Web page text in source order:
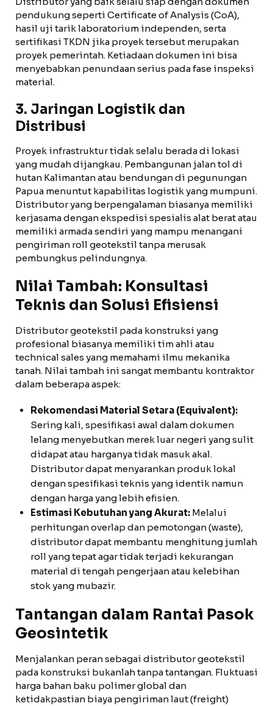
pendukung seperti Certificate of Analysis (CoA),
hasil uji tarik laboratorium independen, serta
sertifikasi TKDN jika proyek tersebut merupakan
proyek pemerintah. Ketiadaan dokumen ini bisa
menyebabkan penundaan serius pada fase inspeksi
material.
3. Jaringan Logistik dan
Distribusi
Proyek infrastruktur tidak selalu berada di lokasi
yang mudah dijangkau. Pembangunan jalan tol di
hutan Kalimantan atau bendungan di pegunungan
Papua menuntut kapabilitas logistik yang mumpuni.
Distributor yang berpengalaman biasanya memiliki
kerjasama dengan ekspedisi spesialis alat berat atau
memiliki armada sendiri yang mampu menangani
pengiriman roll geotekstil tanpa merusak
pembungkus pelindungnya.
Nilai Tambah: Konsultasi
Teknis dan Solusi Efisiensi
Distributor geotekstil pada konstruksi yang
profesional biasanya memiliki tim ahli atau
technical sales yang memahami ilmu mekanika
tanah. Nilai tambah ini sangat membantu kontraktor
dalam beberapa aspek:
Rekomendasi Material Setara (Equivalent):
Sering kali, spesifikasi awal dalam dokumen
lelang menyebutkan merek luar negeri yang sulit
didapat atau harganya tidak masuk akal.
Distributor dapat menyarankan produk lokal
dengan spesifikasi teknis yang identik namun
dengan harga yang lebih efisien.
Estimasi Kebutuhan yang Akurat: Melalui
perhitungan overlap dan pemotongan (waste),
distributor dapat membantu menghitung jumlah
roll yang tepat agar tidak terjadi kekurangan
material di tengah pengerjaan atau kelebihan
stok yang mubazir.
Tantangan dalam Rantai Pasok
Geosintetik
Menjalankan peran sebagai distributor geotekstil
pada konstruksi bukanlah tanpa tantangan. Fluktuasi
harga bahan baku polimer global dan
ketidakpastian biaya pengiriman laut (freight)